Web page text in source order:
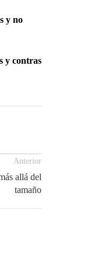
y no
y contras
Anterior
allá del
tamaño